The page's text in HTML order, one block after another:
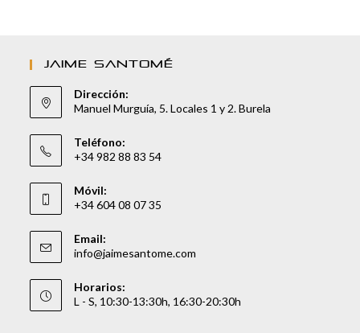
JAIME SANTOMÉ
Dirección:
Manuel Murguía, 5. Locales 1 y 2. Burela
Teléfono:
+34 982 88 83 54
Móvil:
+34 604 08 07 35
Email:
info@jaimesantome.com
Horarios:
L - S, 10:30-13:30h, 16:30-20:30h